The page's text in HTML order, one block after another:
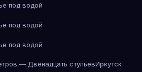
под водой
под водой
под водой
— Двенадцать стульевИркутск